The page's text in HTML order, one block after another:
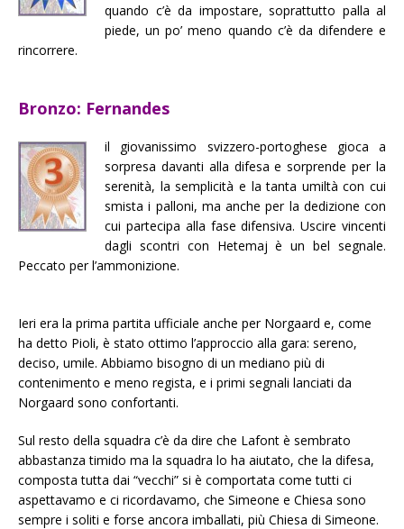
quando c’è da impostare, soprattutto palla al
piede, un po’ meno quando c’è da difendere e
rincorrere.
Bronzo: Fernandes
il giovanissimo svizzero-portoghese gioca a
sorpresa davanti alla difesa e sorprende per la
serenità, la semplicità e la tanta umiltà con cui
smista i palloni, ma anche per la dedizione con
cui partecipa alla fase difensiva. Uscire vincenti
dagli scontri con Hetemaj è un bel segnale.
Peccato per l’ammonizione.
Ieri era la prima partita ufficiale anche per Norgaard e, come
ha detto Pioli, è stato ottimo l’approccio alla gara: sereno,
deciso, umile. Abbiamo bisogno di un mediano più di
contenimento e meno regista, e i primi segnali lanciati da
Norgaard sono confortanti.
Sul resto della squadra c’è da dire che Lafont è sembrato
abbastanza timido ma la squadra lo ha aiutato, che la difesa,
composta tutta dai “vecchi” si è comportata come tutti ci
aspettavamo e ci ricordavamo, che Simeone e Chiesa sono
sempre i soliti e forse ancora imballati, più Chiesa di Simeone.